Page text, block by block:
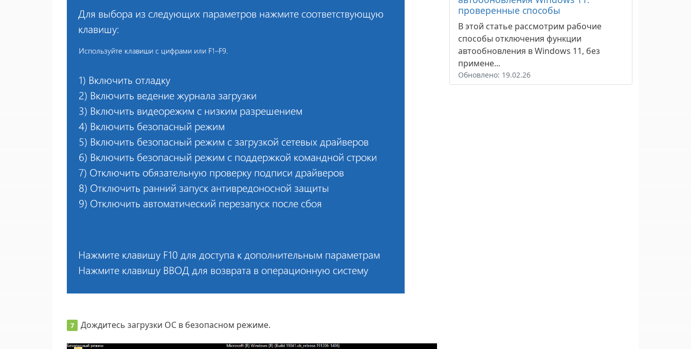
Дождитесь загрузки ОС в безопасном режиме.
проверенные способы
В этой статье рассмотрим рабочие
способы отключения функции
автообновления в Windows 11, без
примене...
Обновлено: 19.02.26